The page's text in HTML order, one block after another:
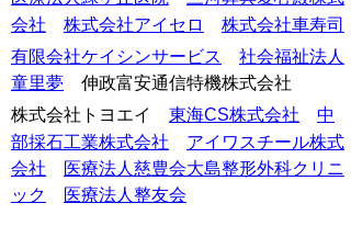
会社
株式会社アイセロ
株式会社車寿司
有限会社ケイシンサービス
社会福祉法人
童里夢
伸政富安通信特機株式会社
株式会社トヨエイ 東海CS株式会社
中
部採石工業株式会社
アイワスチール株式
会社
医療法人慈豊会大島整形外科クリニ
ック
医療法人整友会